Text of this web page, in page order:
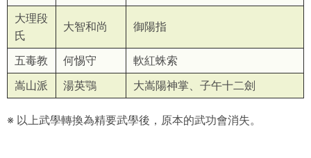
大理段
氏
大智和尚 御陽指
五毒教 何惕守 軟紅蛛索
嵩山派 湯英鶚 大嵩陽神掌、子午十二劍
※ 以上武學轉換為精要武學後，原本的武功會消失。